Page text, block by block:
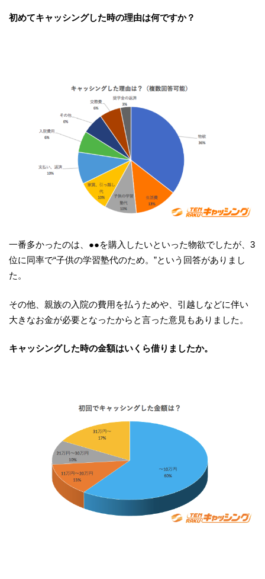
初めてキャッシングした時の理由は何ですか？
一番多かったのは、●●を購入したいといった物欲でしたが、3
位に同率で“子供の学習塾代のため。”という回答がありまし
た。
その他、親族の入院の費用を払うためや、引越しなどに伴い
大きなお金が必要となったからと言った意見もありました。
キャッシングした時の金額はいくら借りましたか。